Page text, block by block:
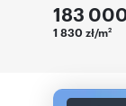
183
1 830 zł/m2